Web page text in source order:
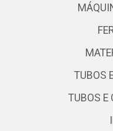
TUBOS
TUBOS E